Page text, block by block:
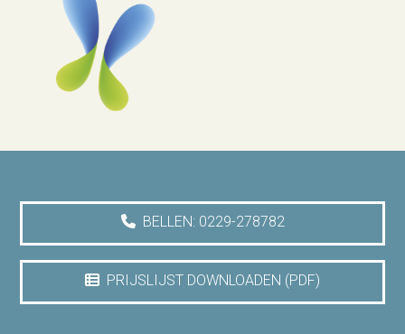
BELLEN: 0229-278782
PRIJSLIJST DOWNLOADEN (PDF)